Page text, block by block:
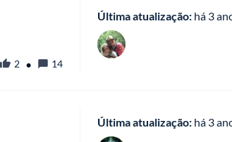
2 • 14
Última atualização: há 3
Última atualização: há 3